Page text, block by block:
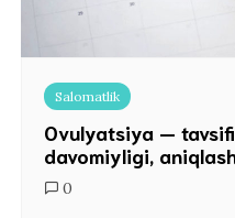
Salomatlik
Ovulyatsiya —
davomiyligi,
0